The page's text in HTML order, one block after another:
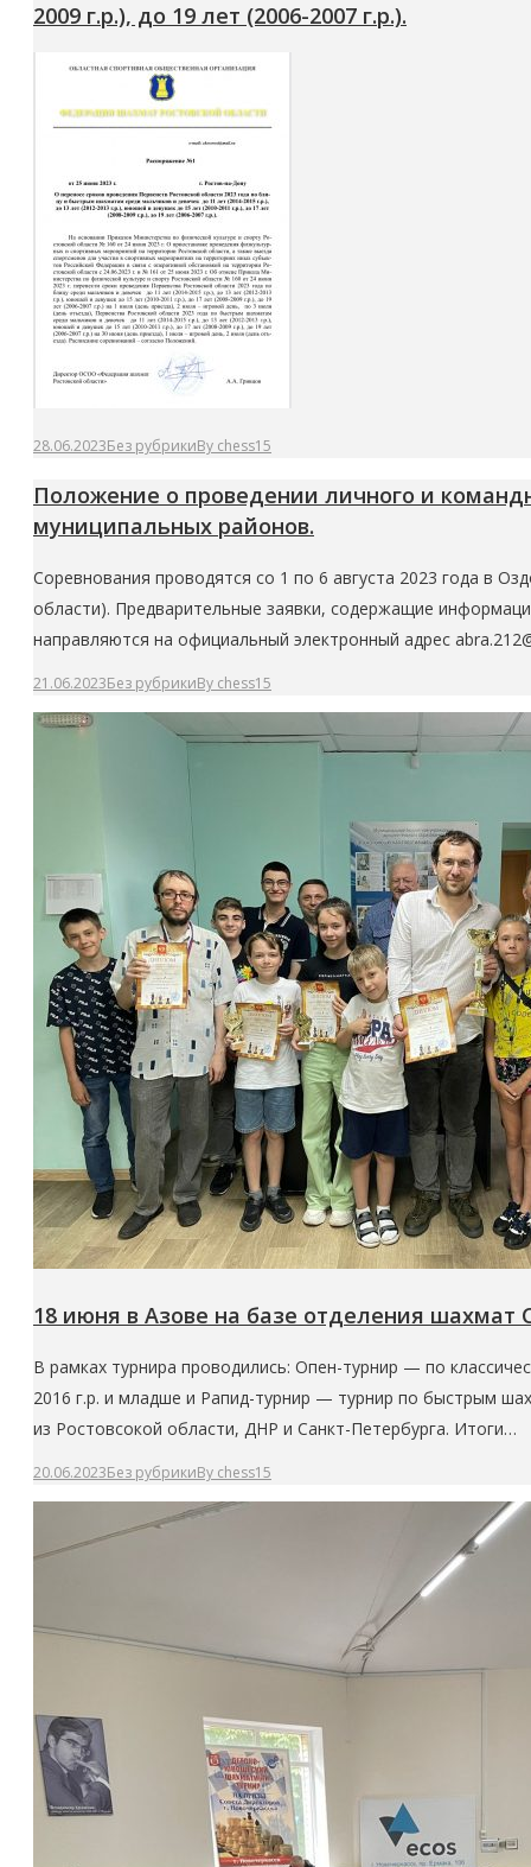
2009 г.р.), до 19 лет (2006-2007 г.р.).
28.06.2023Без рубрикиBy chess15
Положение о проведении личного и
муниципальных районов.
Соревнования проводятся со 1 по 6 августа 2023 года в
области). Предварительные заявки, содержащие
направляются на официальный электронный адрес
21.06.2023Без рубрикиBy chess15
18 июня в Азове на базе отделения
В рамках турнира проводились: Опен-турнир — по
2016 г.р. и младше и Рапид-турнир — турнир по быстрым
из Ростовсокой области, ДНР и Санкт-Петербурга. Итоги…
20.06.2023Без рубрикиBy chess15